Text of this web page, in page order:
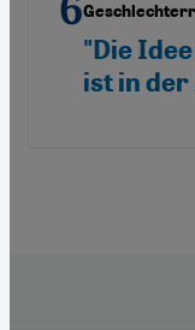
"Die
ist in der